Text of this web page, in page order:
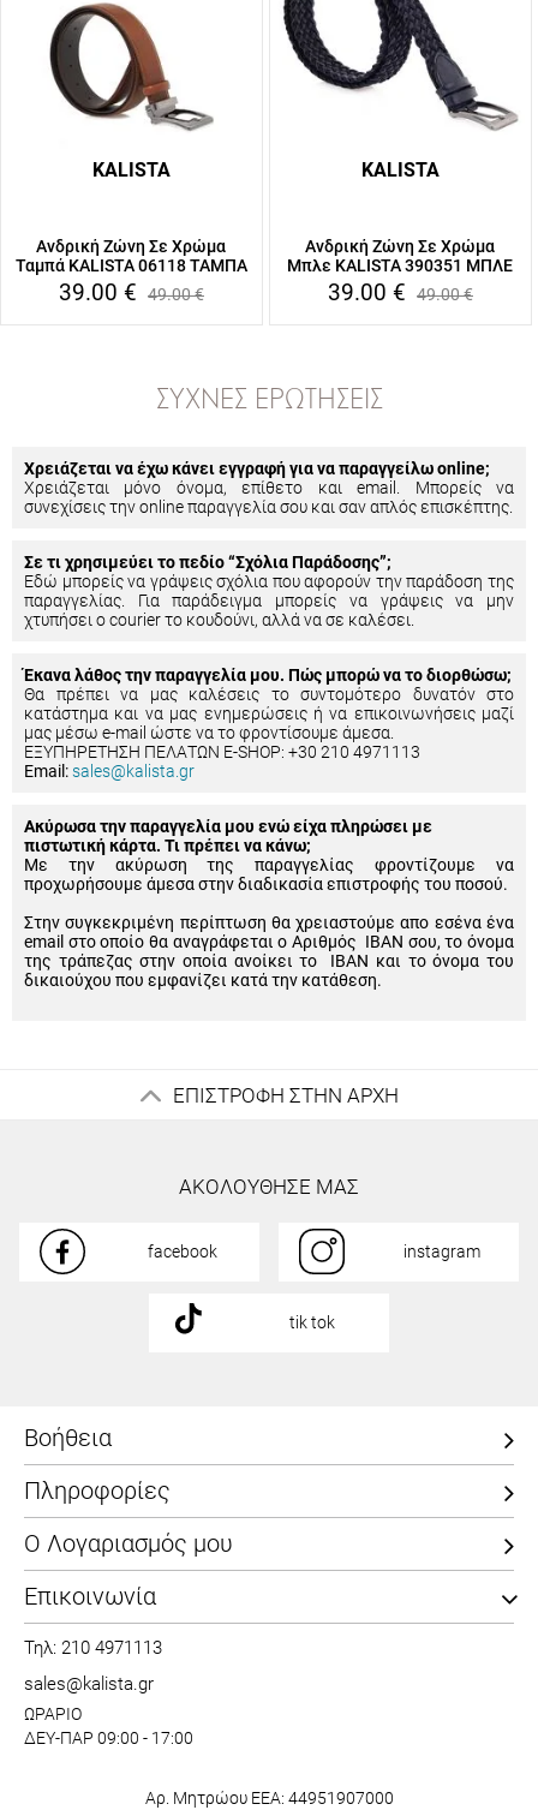
KALISTA
Ανδρική Ζώνη Σε Χρώμα
Ταμπά KALISTA 06118 ΤΑΜΠΑ
39.00 € 49.00€
KALISTA
Ανδρική Ζώνη Σε Χρώμα
Μπλε KALISTA 390351 ΜΠΛΕ
39.00 € 49.00€
ΣΥΧΝΈΣ ΕΡΩΤΉΣΕΙΣ
Χρειάζεται να έχω κάνει εγγραφή για να παραγγείλω online;
Χρειάζεται μόνο όνομα, επίθετο και email. Μπορείς να
συνεχίσεις την online παραγγελία σου και σαν απλός επισκέπτης.
Σε τι χρησιμεύει το πεδίο “Σχόλια Παράδοσης”;
Εδώ μπορείς να γράψεις σχόλια που αφορούν την παράδοση της
παραγγελίας. Για παράδειγμα μπορείς να γράψεις να μην
χτυπήσει ο courier το κουδούνι, αλλά να σε καλέσει.
Έκανα λάθος την παραγγελία μου. Πώς μπορώ να το διορθώσω;
Θα πρέπει να μας καλέσεις το συντομότερο δυνατόν στο
κατάστημα και να μας ενημερώσεις ή να επικοινωνήσεις μαζί
μας μέσω e-mail ώστε να το φροντίσουμε άμεσα.
ΕΞΥΠΗΡΕΤΗΣΗ ΠΕΛΑΤΩΝ E-SHOP: +30 210 4971113
Email:sales@kalista.gr
Ακύρωσα την παραγγελία μου ενώ είχα πληρώσει με
πιστωτική κάρτα. Τι πρέπει να κάνω;
Με την ακύρωση της παραγγελίας φροντίζουμε να
προχωρήσουμε άμεσα στην διαδικασία επιστροφής του ποσού.
Στην συγκεκριμένη περίπτωση θα χρειαστούμε απο εσένα ένα
email στο οποίο θα αναγράφεται ο Αριθμός IBAN σου, το όνομα
της τράπεζας στην οποία ανοίκει το IBAN και το όνομα του
δικαιούχου που εμφανίζει κατά την κατάθεση.
ΕΠΙΣΤΡΟΦΗ ΣΤΗΝ ΑΡΧΗ
ΑΚΟΛΟΥΘΗΣΕ ΜΑΣ
facebook instagram
tik tok
Βοήθεια
Πληροφορίες
Ο Λογαριασμός μου
Επικοινωνία
Τηλ: 210 4971113
sales@kalista.gr
ΩΡΑΡΙΟ
ΔΕΥ-ΠΑΡ 09:00 - 17:00
Αρ. Μητρώου ΕΕΑ: 44951907000